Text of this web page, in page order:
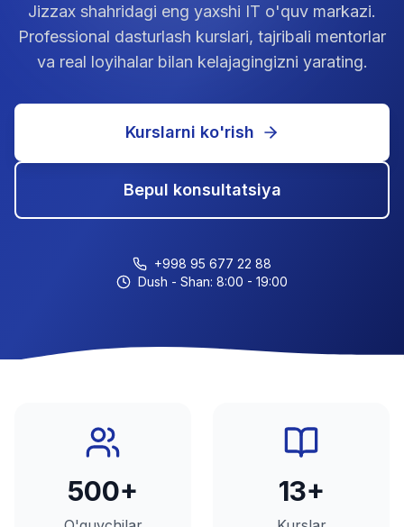
Jizzax shahridagi eng yaxshi IT o'quv markazi.
Professional dasturlash kurslari, tajribali mentorlar
va real loyihalar bilan kelajagingizni yarating.
Kurslarni ko'rish
Bepul konsultatsiya
+998 95 677 22 88
Dush - Shan: 8:00 - 19:00
500+ 13+